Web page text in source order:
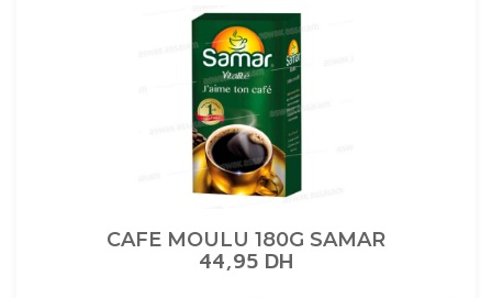
CAFE MOULU 180G SAMAR
44,95 DH